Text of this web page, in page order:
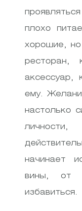
плохо
хорошие,
ресторан,
аксессуар,
ему.
настолько
начинает
вины, от
избавиться.